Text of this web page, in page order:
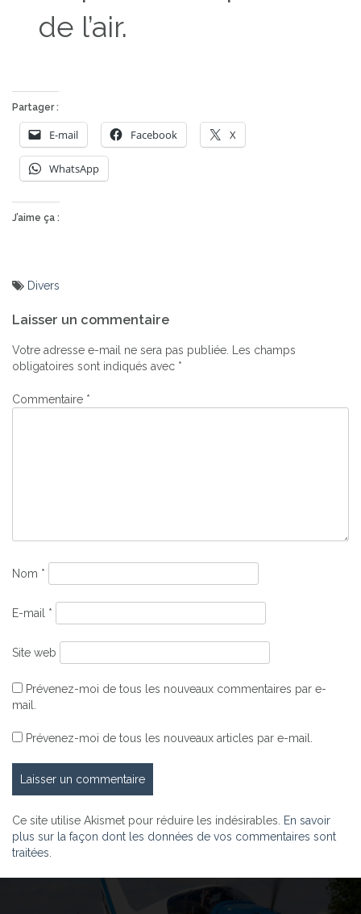
de l’air.
Partager :
E-mail Facebook X
WhatsApp
J’aime ça :
Divers
de
l’article
Laisser un commentaire
Votre adresse e-mail ne sera pas publiée.
Les champs
obligatoires sont indiqués avec *
Commentaire *
Nom *
E-mail *
Site web
Prévenez-moi de tous les nouveaux commentaires par e-
mail.
Prévenez-moi de tous les nouveaux articles par e-mail.
Ce site utilise Akismet pour réduire les indésirables.
En savoir
plus sur la façon dont les données de vos commentaires sont
traitées